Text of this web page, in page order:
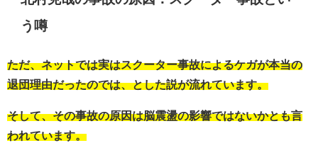
う噂
ただ、ネットでは実はスクーター事故によるケガが本当の
退団理由だったのでは、とした説が流れています。
そして、その事故の原因は脳震盪の影響ではないかとも言
われています。